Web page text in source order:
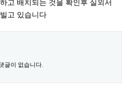
고 배치되는 것을 확인후 실외서
고 있습니다
글이 없습니다.